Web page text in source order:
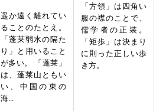
遥か遠く離れてい
ることのたとえ。
「蓬莱弱水の隔た
り」と用いること
が多い。 「蓬莱」
は、蓬莱山ともい
い、中国の東の
海...
「方領」は四角い
服の襟のことで、
儒学者の正装。
「矩歩」は決まり
に則った正しい歩
き方。